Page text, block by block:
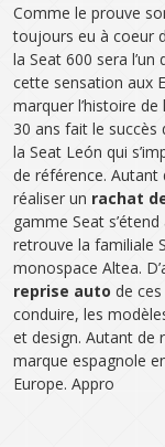
Comme le prouve
toujours eu à coeur
la Seat 600 sera
cette sensation aux
marquer l’histoire
30 ans fait le succès
la Seat León qui
de référence. Autant
réaliser un rachat
gamme Seat
retrouve la familiale
monospace Altea.
reprise auto de
conduire, les
et design. Autant de
marque espagnole
Europe. Appro